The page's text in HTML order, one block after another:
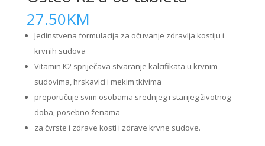
27.50KM
Jedinstvena formulacija za očuvanje zdravlja kostiju i
krvnih sudova
Vitamin K2 spriječava stvaranje kalcifikata u krvnim
sudovima, hrskavici i mekim tkivima
preporučuje svim osobama srednjeg i starijeg životnog
doba, posebno ženama
za čvrste i zdrave kosti i zdrave krvne sudove.